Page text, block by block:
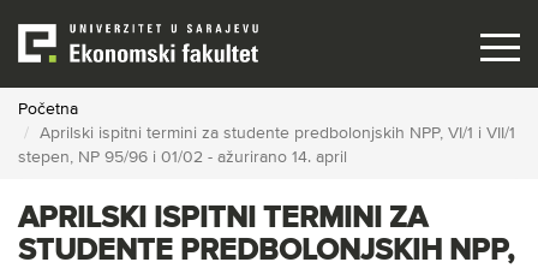
main
content
Početna
Aprilski ispitni termini za studente predbolonjskih NPP, VI/1 i VII/1
stepen, NP 95/96 i 01/02 - ažurirano 14. april
APRILSKI ISPITNI TERMINI ZA
STUDENTE PREDBOLONJSKIH NPP,